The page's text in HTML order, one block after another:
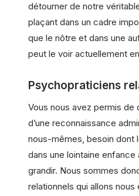
détourner de notre
plaçant dans un cadre
que le nôtre et dans une
peut le voir actuellement
Psychopraticiens
Vous nous avez permis de
d’une reconnaissance
nous-mêmes, besoin dont
dans une lointaine
grandir. Nous sommes
relationnels qui allons